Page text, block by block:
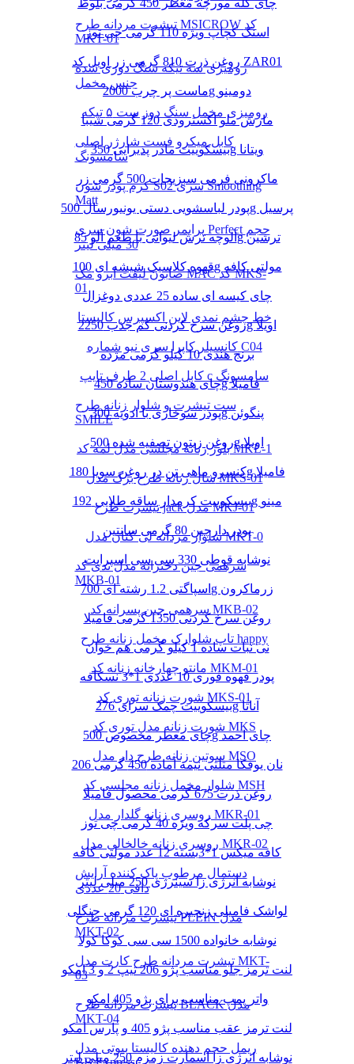
تیشرت مردانه طرح MSICROW کد
MKT-01
رومیزی سه تیکه سنگ دوزی شده
جنس مخمل
رومیزی مخمل سنگ دوز ست ۵ تیکه
کابل میکرو فست شارژر اصلی
سامسونگ
کرم پودر شون S02 سری Smoothing
Matt
پرایمر صورت شون سری Perfect حجم
30 میلی لیتر
صابون لیفت ابرو مک MAC کد MKS-
01
خط چشم نمدی لاین اکسپرس کالیستا
کانسیلر کاپرا سری نیو شماره C04
کابل اصلی 2 طرف تایپ c سامسونگ
ست تیشرت و شلوار زنانه طرح
SMILE
بلوز زنانه مجلسی مدل لمه کد MKL-1
شال زنانه طرح برگ مدل MKS-01
تیشرت طرح jack مدل MKJ-01
شلوار مردانه لی کتان مدل MKT-0
سرهمی جین دخترانه مدل تدی کد
MKB-01
سرهمی جین پسرانه کد MKB-02
تاپ شلوارک مخمل زنانه طرح happy
مانتو چهارخانه زنانه کد MKM-01
شورت زنانه توری کد MKS-01
شورت زنانه مدل توری کد MKS
سوتین زنانه طرح دار مدل MSO
شلوار مخمل زنانه مجلسی کد MSH
روسری زنانه گلدار مدل MKR-01
روسری زنانه خالخالی مدل MKR-02
دستمال مرطوب پاک کننده آرایش
دافی 20 عددی
تیشرت مردانه طرح PLEIN مدل
MKT-02
تیشرت مردانه طرح کارت مدل MKT-
03
تیشرت مردانه طرح BLACK مدل
MKT-04
ریمل حجم دهنده کالیستا بیوتی مدل
چای کله مورچه معطر 450 گرمی بلوط
اسنک کچاپ ویژه 110 گرمی چی توز
روغن ذرت 810 گرمی زر اویل کد ZAR01
ماست پر چرب 2000g دومینو
مارش ملو اکسترودی 120 گرمی شیبا
بیسکوییت مادر پذیرایی 350g ویتانا
ماکرونی فرمی سبزیجات 500 گرمی زر
پودر لباسشویی دستی یونیورسال 500g پرسیل
آلوچه ترش لیوانی با طعم آلو 85g ترشین
قهوه کلاسیک شیشه ای 100g مولتی کافه
چای کیسه ای ساده 25 عددی دوغزال
روغن سرخ کردنی کم جذب 2250g اویلا
برنج هندی 10 کیلو گرمی مژده
چای هندوستان ساده 450g فامیلا
پودر سوخاری با ادویه 300g پنگوئن
روغن زیتون تصفیه شده 500g اویلا
کنسرو ماهی تن در روغن سویا 180g فامیلا
بیسکوییت کرمدار ساقه طلایی 192g مینو
پودر دارچین 80 گرمی سانتین
نوشابه قوطی 330 سی سی اسپرایت
اسپاگتی 1.2 رشته ای 700g زرماکرون
روغن سرخ کردنی 1350 گرمی فامیلا
نی نبات ساده 1 کیلو گرمی هم خوان
پودر قهوه فوری 10 عددی 1*3 نسکافه
بیسکوییت چمک سرای 276g آناتا
چای معطر مخصوص 500g چای احمد
نان یوفکا مثلثی نیمه آماده 450 گرمی 206
روغن ذرت 675 گرمی محصول فامیلا
چی پلت سرکه ویژه 40 گرمی چی توز
کافه میکس 1*3بسته 12 عدد مولتی کافه
نوشابه انرژی زا سینرژی 250 میلی لیتر
لواشک فامیلی زنجیره ای 120 گرمی جنگلی
نوشابه خانواده 1500 سی سی کوکا کولا
لنت ترمز جلو مناسب پژو 206 تیپ 2 و 3 امکو
واتر پمپ مناسب برای پژو 405 امکو
لنت ترمز عقب مناسب پژو 405 و پارس امکو
نوشابه انرژی زا اسمارت زمزم 250 میلی لیتر